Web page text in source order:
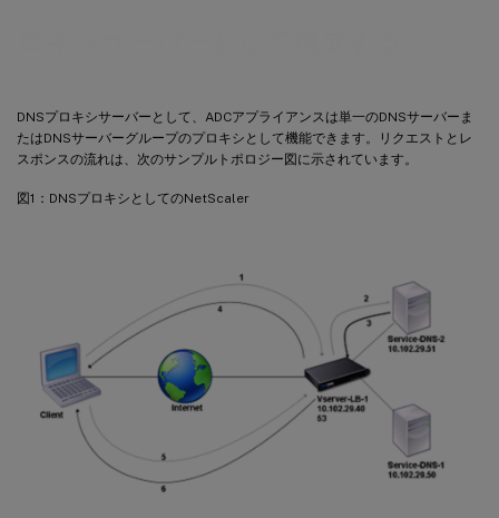
DNSプロキシサーバーとして、ADCアプライアンスは単一のDNSサーバーま
たはDNSサーバーグループのプロキシとして機能できます。リクエストとレ
スポンスの流れは、次のサンプルトポロジー図に示されています。
図1：DNSプロキシとしてのNetScaler